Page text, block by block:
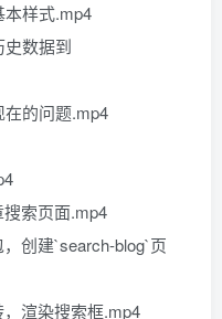
本样式.mp4
史数据到
在的问题.mp4
索页面.mp4
创建`search-blog`页
渲染搜索框.mp4